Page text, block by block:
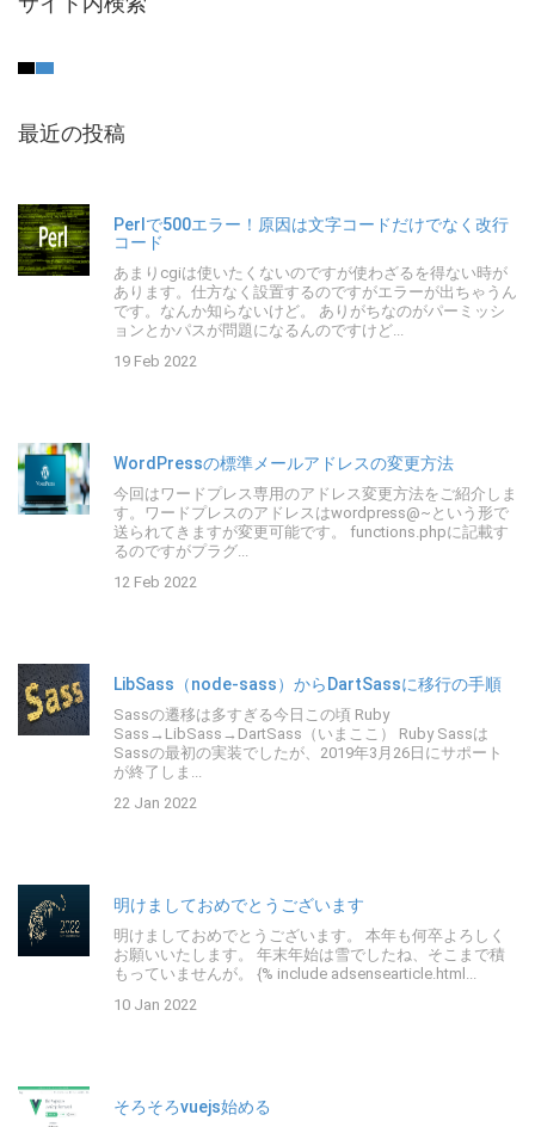
最近の投稿
Perlで500エラー！原因は文字コードだけでなく改行
コード
あまりcgiは使いたくないのですが使わざるを得ない時が
あります。仕方なく設置するのですがエラーが出ちゃうん
です。なんか知らないけど。 ありがちなのがパーミッシ
ョンとかパスが問題になるんのですけど...
19 Feb 2022
WordPressの標準メールアドレスの変更方法
今回はワードプレス専用のアドレス変更方法をご紹介しま
す。ワードプレスのアドレスはwordpress@~という形で
送られてきますが変更可能です。 functions.phpに記載す
るのですがプラグ...
12 Feb 2022
LibSass（node-sass）からDartSassに移行の手順
Sassの遷移は多すぎる今日この頃 Ruby
Sass→LibSass→DartSass（いまここ） Ruby Sassは
Sassの最初の実装でしたが、2019年3月26日にサポート
が終了しま...
22 Jan 2022
明けましておめでとうございます
明けましておめでとうございます。 本年も何卒よろしく
お願いいたします。 年末年始は雪でしたね、そこまで積
もっていませんが。 {% include adsensearticle.html...
10 Jan 2022
そろそろvuejs始める